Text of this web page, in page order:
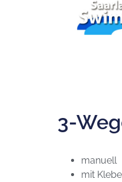
3-
manuell
mit